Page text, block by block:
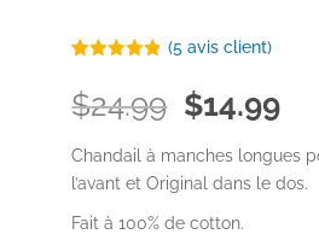
sur 5
basé sur
notations
(5avis client)
$24.99 Le
prix
initial
était :
$24.99.
$14.99Le
Chandail à manches longues
l’avant et Original dans le dos.
Fait à 100% de cotton.